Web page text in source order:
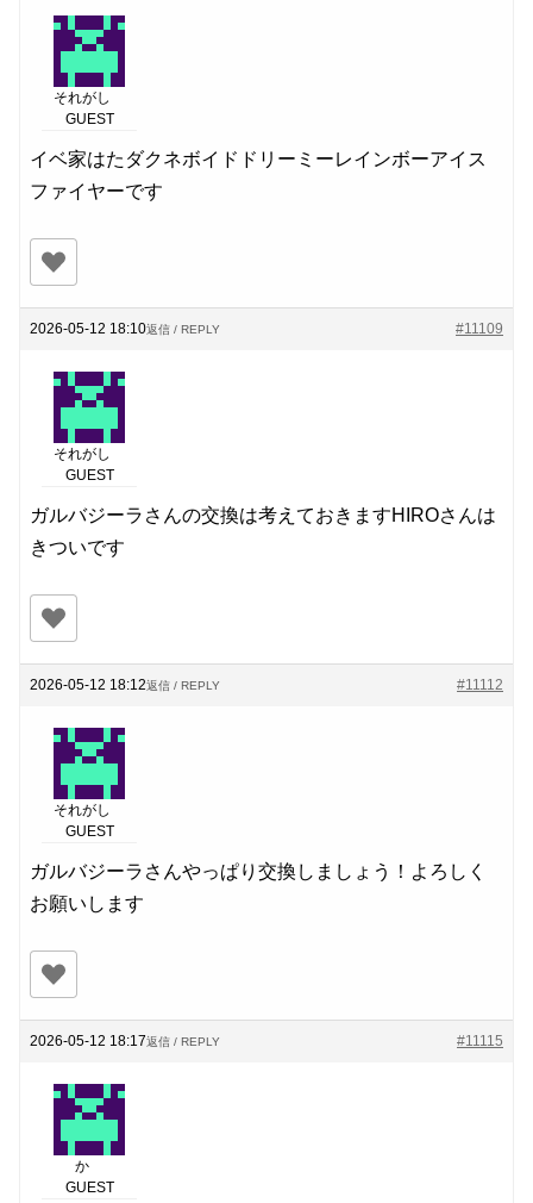
それがし
GUEST
イベ家はたダクネボイドドリーミーレインボーアイス
ファイヤーです
2026-05-12 18:10 #11109
返信 / REPLY
それがし
GUEST
ガルバジーラさんの交換は考えておきますHIROさんは
きついです
2026-05-12 18:12 #11112
返信 / REPLY
それがし
GUEST
ガルバジーラさんやっぱり交換しましょう！よろしく
お願いします
2026-05-12 18:17 #11115
返信 / REPLY
か
GUEST